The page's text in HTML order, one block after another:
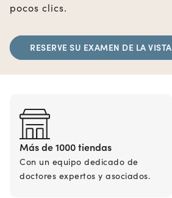
pocos clics.
RESERVE SU EXAMEN DE LA VISTA
Más de 1000 tiendas
Con un equipo dedicado de
doctores expertos y asociados.